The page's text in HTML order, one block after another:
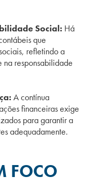
Social: Há
que
refletindo a
na responsabilidade
A contínua
financeiras exige
para garantir a
adequadamente.
FOCO